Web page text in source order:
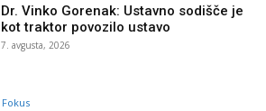
Dr. Vinko Gorenak: Ustavno sodišče je
kot traktor povozilo ustavo
7. avgusta, 2026
Fokus